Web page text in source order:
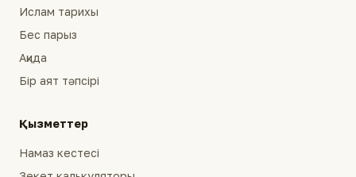
Ислам тарихы
Бес парыз
Ақида
Бір аят тәпсірі
Қызметтер
Намаз кестесі